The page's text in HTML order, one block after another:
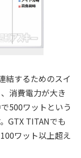
結するためのスイ
消費電力が大き
500ワットという
GTX TITANでも
ワット以上超え